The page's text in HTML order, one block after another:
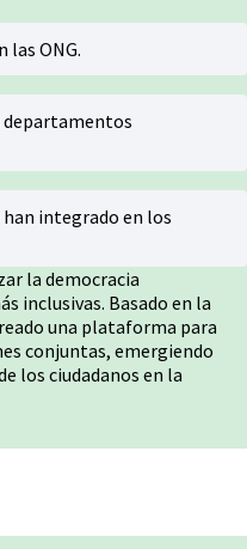
las ONG.
departamentos
integrado en los
la democracia
inclusivas. Basado en la
una plataforma para
conjuntas, emergiendo
los ciudadanos en la